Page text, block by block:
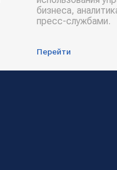
бизнеса,
пресс-службами.
Перейти